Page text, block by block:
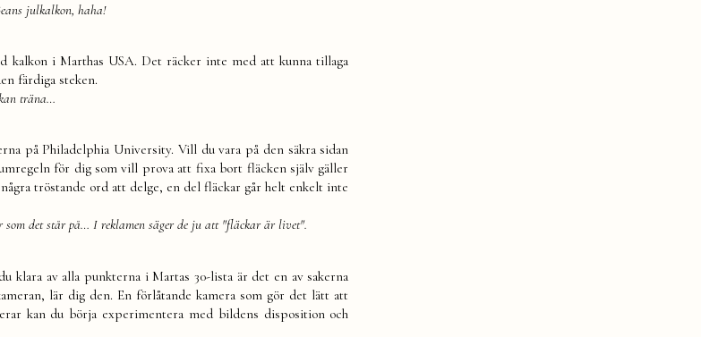
julkalkon, haha!
i Marthas USA. Det räcker inte med att kunna tillaga
färdiga steken.
träna…
på Philadelphia University. Vill du vara på den säkra sidan
för dig som vill prova att fixa bort fläcken själv gäller
tröstande ord att delge, en del fläckar går helt enkelt inte
det står på… I reklamen säger de ju att "fläckar är livet".
av alla punkterna i Martas 30-lista är det en av sakerna
lär dig den. En förlåtande kamera som gör det lätt att
kan du börja experimentera med bildens disposition och